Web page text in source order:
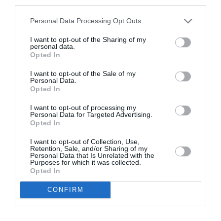
Personal Data Processing Opt Outs
I want to opt-out of the Sharing of my
personal data.
Opted In
I want to opt-out of the Sale of my
Personal Data.
Opted In
I want to opt-out of processing my
Personal Data for Targeted Advertising.
Opted In
I want to opt-out of Collection, Use,
Retention, Sale, and/or Sharing of my
Personal Data that Is Unrelated with the
Purposes for which it was collected.
Opted In
CONFIRM
Ομαδική έκθεση
στο Νιόκαστρο
Πύλου
ΜΟΥΣΙΚΗ / ΜΟΥΣΙΚΑ ΝΕΑ
Μιχάλης
Σιγανίδης: Ο
πρωτοπόρος της
Δόξα Κοινή, του
στο θέατρο
Πορεία